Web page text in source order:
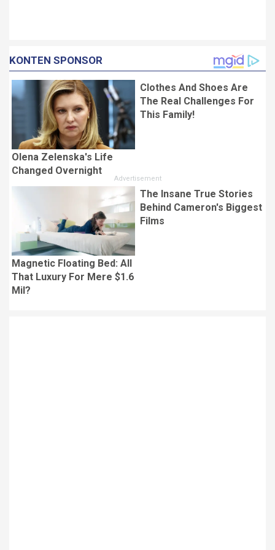
KONTEN SPONSOR
Olena Zelenska's Life
Changed Overnight
Clothes And Shoes Are
The Real Challenges For
This Family!
Magnetic Floating Bed: All
That Luxury For Mere $1.6
Mil?
The Insane True Stories
Behind Cameron's Biggest
Films